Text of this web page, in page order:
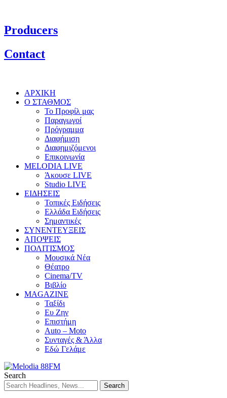
Producers
Contact
ΑΡΧΙΚΗ
Ο ΣΤΑΘΜΟΣ
Το Προφίλ μας
Παραγωγοί
Πρόγραμμα
Διαφήμιση
Διαφημιζόμενοι
Επικοινωνία
MELODIA LIVE
Άκουσε LIVE
Studio LIVE
ΕΙΔΗΣΕΙΣ
Τοπικές Ειδήσεις
Ελλάδα Ειδήσεις
Σημαντικές
ΣΥΝΕΝΤΕΥΞΕΙΣ
ΑΠΟΨΕΙΣ
ΠΟΛΙΤΙΣΜΟΣ
Μουσικά Νέα
Θέατρο
Cinema/TV
Βιβλίο
MAGAZINE
Ταξίδι
Ευ Ζην
Επιστήμη
Auto – Moto
Συνταγές & Άλλα
Εδώ Γελάμε
Search